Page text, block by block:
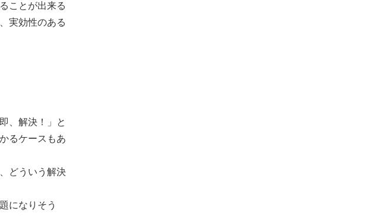
ことが出来る
実効性のある
、解決！」と
るケースもあ
どういう解決
になりそう